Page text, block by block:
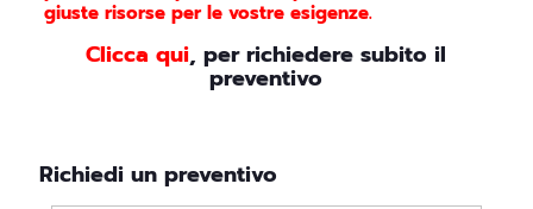
giuste risorse per le vostre esigenze.
Clicca qui, per richiedere subito il
preventivo
Richiedi un preventivo